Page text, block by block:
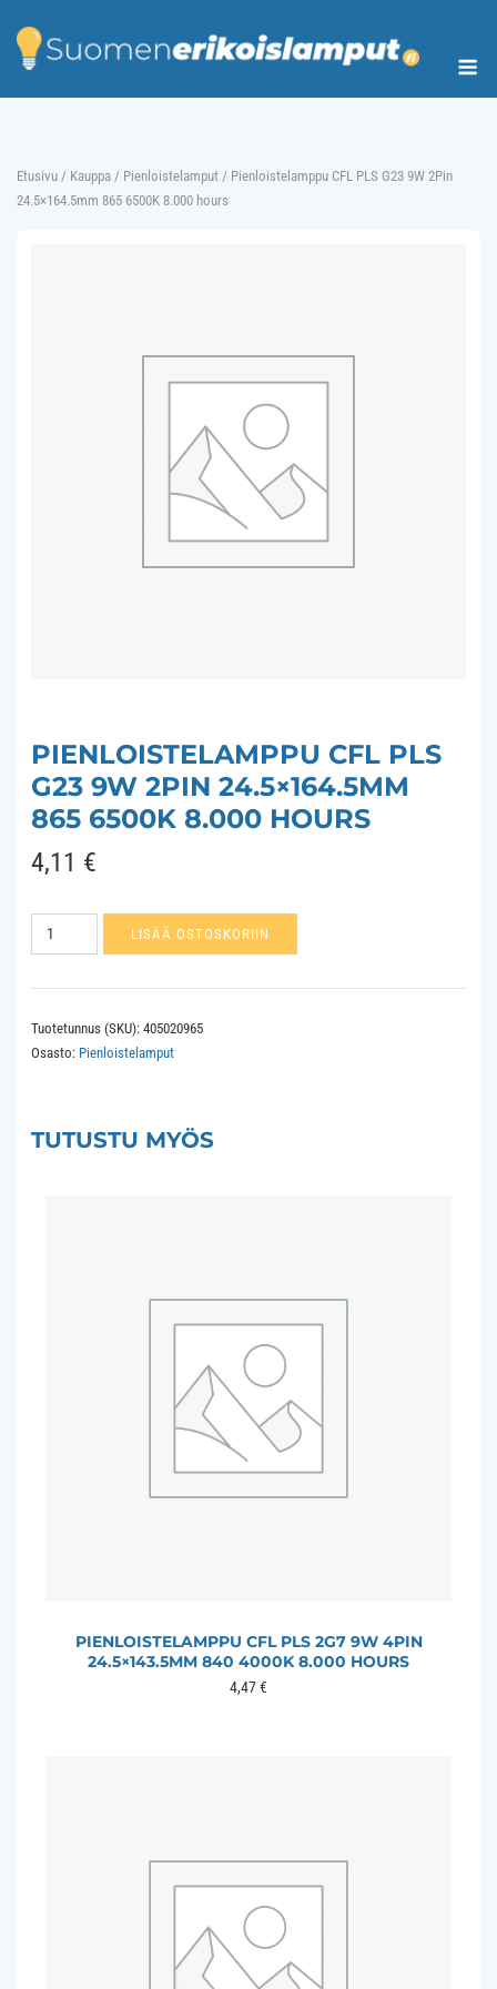
content
Etusivu / Kauppa / Pienloistelamput / Pienloistelamppu CFL PLS G23 9W 2Pin
24.5×164.5mm 865 6500K 8.000 hours
PIENLOISTELAMPPU CFL PLS
G23 9W 2PIN 24.5×164.5MM
865 6500K 8.000 HOURS
4,11 €
Pienloistelamppu
CFL
9W
2Pin
6500K
LISÄÄ OSTOSKORIIN
Tuotetunnus (SKU): 405020965
Osasto: Pienloistelamput
TUTUSTU MYÖS
PIENLOISTELAMPPU CFL PLS 2G7 9W 4PIN
24.5×143.5MM 840 4000K 8.000 HOURS
4,47€